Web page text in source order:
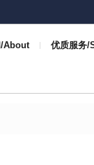
/About 优质服务/